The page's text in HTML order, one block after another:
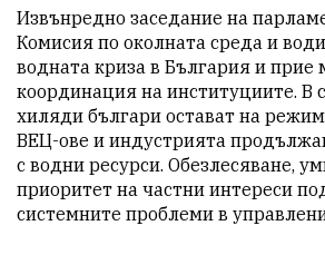
Извънредно заседание на
Комисия по околната среда и
водната криза в България и прие
координация на институциите. В
хиляди българи остават на
ВЕЦ-ове и индустрията
с водни ресурси. Обезлесяване,
приоритет на частни интереси
системните проблеми в